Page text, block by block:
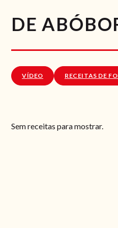
DE
VÍDEO RECEITAS DE
Sem receitas para mostrar.